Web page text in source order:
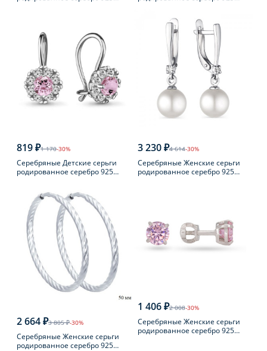
819 ₽1 170-30%
Серебряные Детские серьги
родированное серебро 925
3 230 ₽4 614-30%
Серебряные Женские серьги
родированное серебро 925
2 664 ₽3 805 ₽-30%
Серебряные Женские серьги
родированное серебро 925
1 406 ₽2 008-30%
Серебряные Женские серьги
родированное серебро 925